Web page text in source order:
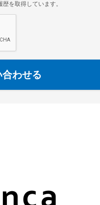
を取得しています。
わせる